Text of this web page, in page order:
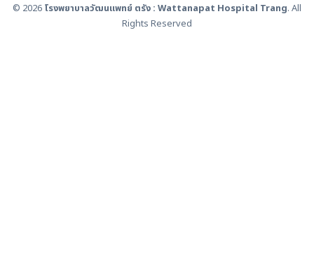
© 2026 โรงพยาบาลวัฒนแพทย์ ตรัง : Wattanapat Hospital Trang. All
Rights Reserved